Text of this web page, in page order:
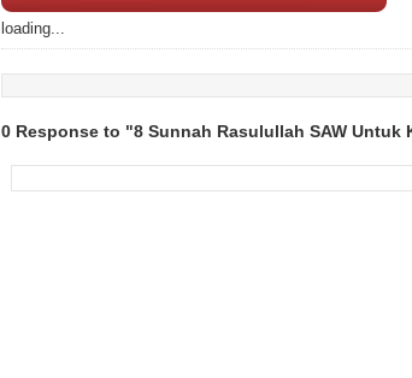
loading...
0 Response to "8 Sunnah Rasulullah SAW Untuk